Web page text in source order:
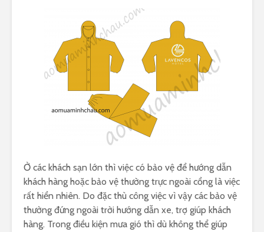
Ở các khách sạn lớn thì việc có bảo vệ để hướng dẫn
khách hàng hoặc bảo vệ thường trực ngoài cổng là việc
rất hiển nhiên. Do đặc thù công việc vì vậy các bảo vệ
thường đứng ngoài trời hướng dẫn xe, trợ giúp khách
hàng. Trong điều kiện mưa gió thì dù không thể giúp